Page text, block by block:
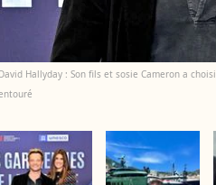
David Hallyday : Son fils et sosie Cameron a